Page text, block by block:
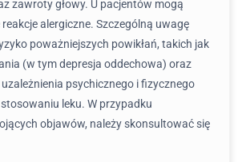
zawroty głowy. U pacjentów mogą
alergiczne. Szczególną uwagę
poważniejszych powikłań, takich jak
(w tym depresja oddechowa) oraz
psychicznego i fizycznego
leku. W przypadku
objawów, należy skonsultować się